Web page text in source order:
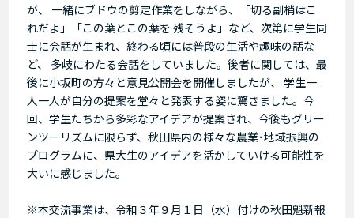
が、 一緒にブドウの剪定作業をしながら、「切る副梢はこ
れだよ」「この葉とこの葉を 残そうよ」など、次第に学生同
士に会話が生まれ、終わる頃には普段の生活や趣味の話な
ど、 多岐にわたる会話をしていました。後者に関しては、最
後に小坂町の方々と意見公開会を開催しましたが、 学生一
人一人が自分の提案を堂々と発表する姿に驚きました。今
回、学生たちから多彩なアイデアが提案され、今後もグリー
ンツーリズムに限らず、秋田県内の様々な農業･地域振興の
プログラムに、県大生のアイデアを活かしていける可能性を
大いに感じました。
※本交流事業は、令和３年９月１日（水）付けの秋田魁新報